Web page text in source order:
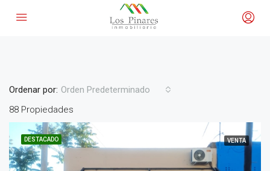
88 Propiedades
Ordenar por: Orden Predeterminado
DESTACADO VENTA